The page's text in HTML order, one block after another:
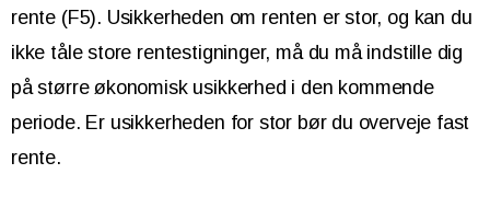
rente (F5). Usikkerheden om renten er stor, og kan du
ikke tåle store rentestigninger, må du må indstille dig
på større økonomisk usikkerhed i den kommende
periode. Er usikkerheden for stor bør du overveje fast
rente.